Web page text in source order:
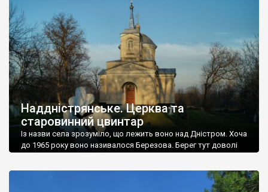
збереглися, написані кирилицею, церковнослов’янською
мовою. За всіма традиційними ознаками – цвинтар
український. Хрести датуються 19 століттям. У 1924-1940
роках Болган […]
Наддністрянське. Церква та
старовинний цвинтар
Із назви села зрозуміло, що лежить воно над Дністром. Хоча
до 1965 року воно називалося Березова. Берег тут доволі
Наддністрянське відрізняється від більшості навколишніх